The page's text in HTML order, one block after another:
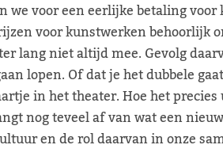
we voor een eerlijke betaling
voor kunstwerken behoorlijk
lang niet altijd mee. Gevolg
lopen. Of dat je het dubbele
in het theater. Hoe het
nog teveel af van wat een
en de rol daarvan in onze